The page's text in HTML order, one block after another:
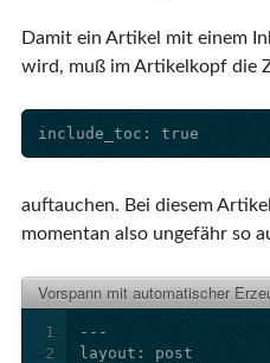
Damit ein Artikel mit einem
wird, muß im Artikelkopf die
auftauchen. Bei diesem
momentan also ungefähr so
Vorspann mit automatischer
1
2